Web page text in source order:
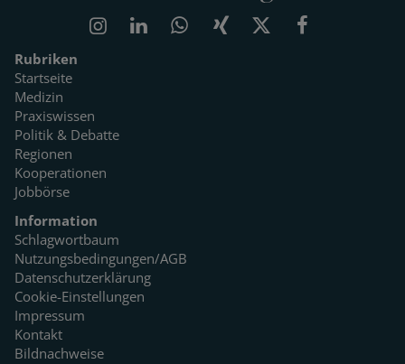
Rubriken
Startseite
Medizin
Praxiswissen
Politik & Debatte
Regionen
Kooperationen
Jobbörse
Information
Schlagwortbaum
Nutzungsbedingungen/AGB
Datenschutzerklärung
Cookie-Einstellungen
Impressum
Kontakt
Bildnachweise